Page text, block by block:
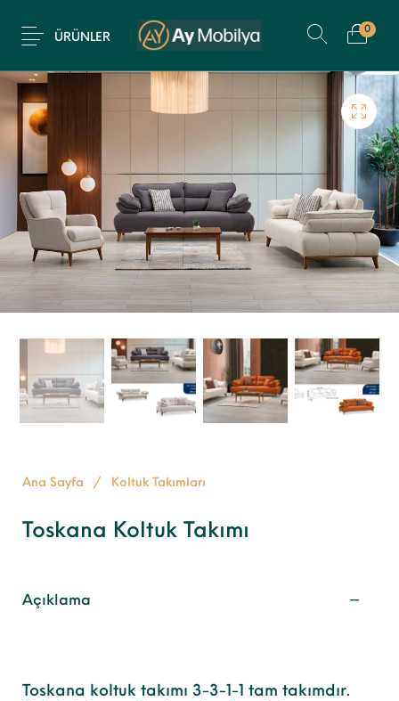
ÜRÜNLER
0
Ana Sayfa / Koltuk Takımları
Toskana Koltuk Takımı
Açıklama
Toskana koltuk takımı 3-3-1-1 tam takımdır.